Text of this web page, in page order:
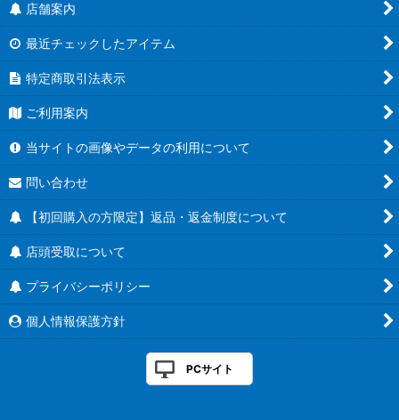
店舗案内
最近チェックしたアイテム
特定商取引法表示
ご利用案内
当サイトの画像やデータの利用について
問い合わせ
【初回購入の方限定】返品・返金制度について
店頭受取について
プライバシーポリシー
個人情報保護方針
PCサイト